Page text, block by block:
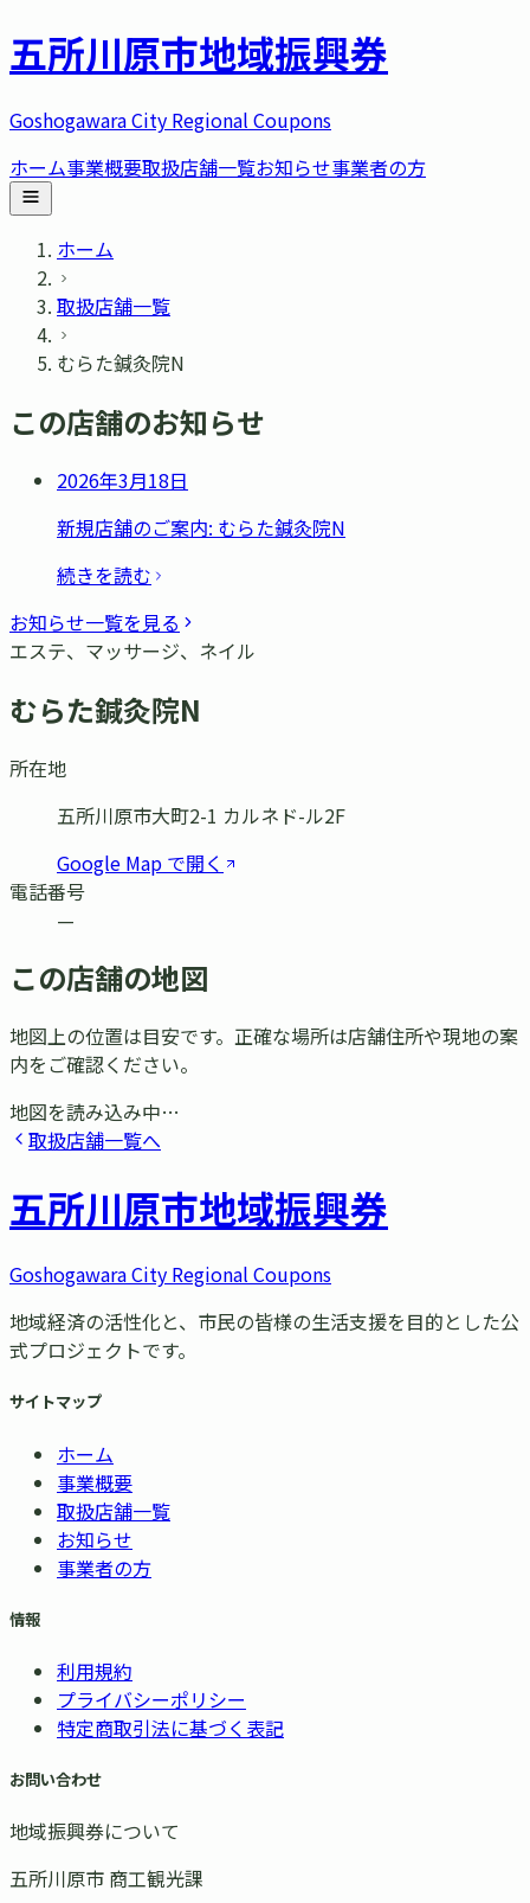
五所川原市地域振興券
Goshogawara City Regional Coupons
ホーム事業概要取扱店舗一覧お知らせ事業者の方
ホーム
取扱店舗一覧
むらた鍼灸院N
この店舗のお知らせ
2026年3月18日
新規店舗のご案内: むらた鍼灸院N
続きを読む
お知らせ一覧を見る
エステ、マッサージ、ネイル
むらた鍼灸院N
所在地
五所川原市大町2-1 カルネド-ル2F
Google Map で開く
電話番号
—
この店舗の地図
地図上の位置は目安です。正確な場所は店舗住所や現地の案
内をご確認ください。
地図を読み込み中…
取扱店舗一覧へ
五所川原市地域振興券
Goshogawara City Regional Coupons
地域経済の活性化と、市民の皆様の生活支援を目的とした公
式プロジェクトです。
サイトマップ
ホーム
事業概要
取扱店舗一覧
お知らせ
事業者の方
情報
利用規約
プライバシーポリシー
特定商取引法に基づく表記
お問い合わせ
地域振興券について
五所川原市 商工観光課